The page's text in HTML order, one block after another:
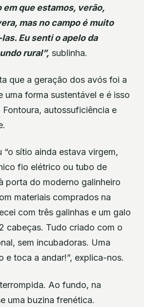
em que estamos, verão,
mas no campo é muito
Eu senti o apelo da
rural”, sublinha.
que a geração dos avós foi a
uma forma sustentável e é isso
Fontoura, autossuficiência e
“o sítio ainda estava virgem,
fio elétrico ou tubo de
porta do moderno galinheiro
materiais comprados na
com três galinhas e um galo
cabeças. Tudo criado com o
sem incubadoras. Uma
e toca a andar!”, explica-nos.
Ao fundo, na
uma buzina frenética.